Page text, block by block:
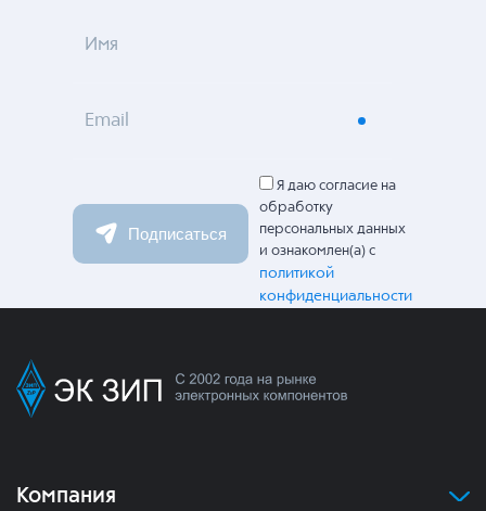
Имя
Email
Подписаться
Я даю согласие на
обработку
персональных данных
и ознакомлен(а) с
политикой
конфиденциальности
Компания